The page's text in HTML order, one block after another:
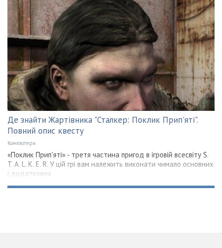
Де знайти Жартівника "Сталкер: Поклик Прип'яті".
Повний опис квесту
Компютери
«Поклик Прип'яті» - третя частина пригод в ігровій всесвіту S.
T. A. L. K. E. R. У цій грі вам належить виконати чимало основних
і додаткових